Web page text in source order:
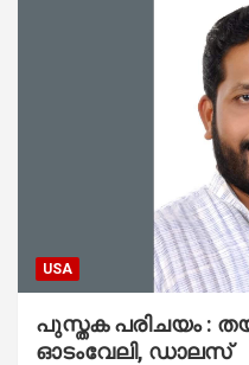
USA
പുസ്തക പരിചയം :
ഓടംവേലി, ഡാലസ്